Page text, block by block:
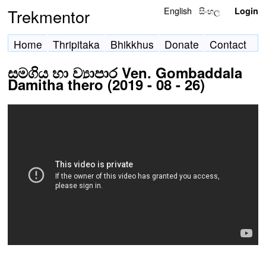
Trekmentor English සිංහල Login
Home Thripitaka Bhikkhus Donate Contact
සමගිය හා ව්‍යාපාර Ven. Gombaddala
Damitha thero (2019 - 08 - 26)